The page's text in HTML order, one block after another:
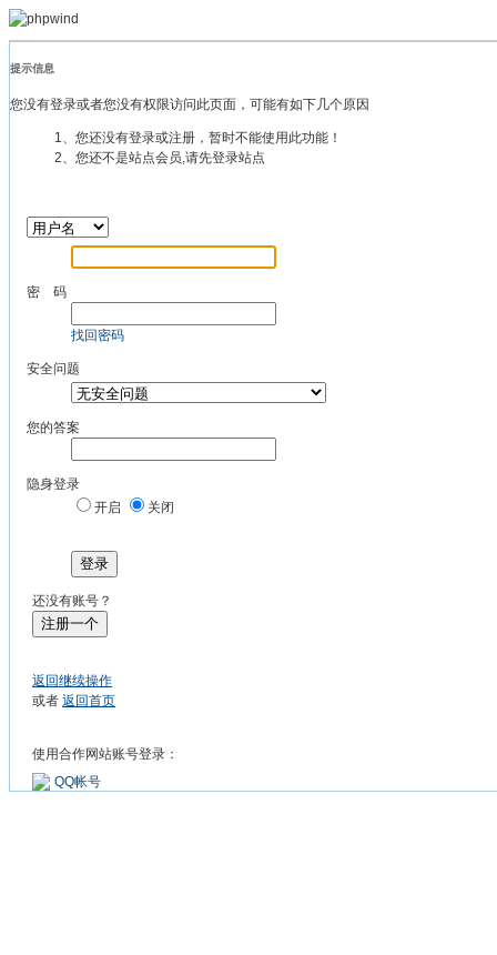
提示信息
您没有登录或者您没有权限访问此页面，可能有如下几个原因
1、您还没有登录或注册，暂时不能使用此功能！
2、您还不是站点会员,请先登录站点
密 码
找回密码
安全问题
您的答案
隐身登录
开启
关闭
登录
还没有账号？
注册一个
返回继续操作
或者 返回首页
使用合作网站账号登录：
QQ帐号